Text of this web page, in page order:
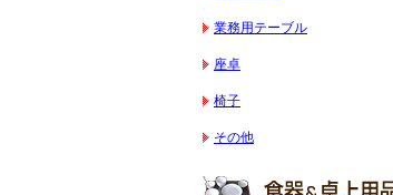
業務用テーブル
座卓
椅子
その他